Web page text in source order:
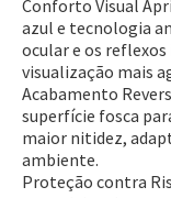
Conforto Visual
azul e tecnologia
ocular e os
visualização mais
Acabamento
superfície fosca
maior nitidez,
ambiente.
Proteção contra